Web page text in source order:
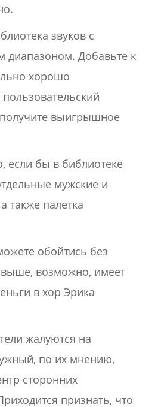
звуков с
диапазоном. Добавьте к
хорошо
выигрышное
если бы в библиотеке
мужские и
также палетка
обойтись без
возможно, имеет
в хор Эрика
жалуются на
по их мнению,
сторонних
признать, что